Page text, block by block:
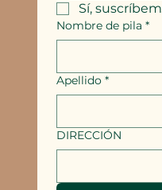
Sí,
Nombre de pila *
Apellido *
DIRECCIÓN